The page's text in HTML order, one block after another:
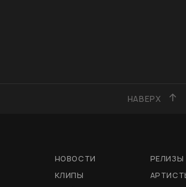
НАВЕРХ
НОВОСТИ
РЕЛИЗЫ
КЛИПЫ